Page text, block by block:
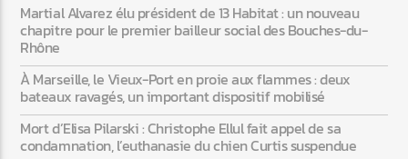
Martial Alvarez élu président de 13 Habitat : un nouveau
chapitre pour le premier bailleur social des Bouches-du-
Rhône
À Marseille, le Vieux-Port en proie aux flammes : deux
bateaux ravagés, un important dispositif mobilisé
Mort d’Elisa Pilarski : Christophe Ellul fait appel de sa
condamnation, l’euthanasie du chien Curtis suspendue